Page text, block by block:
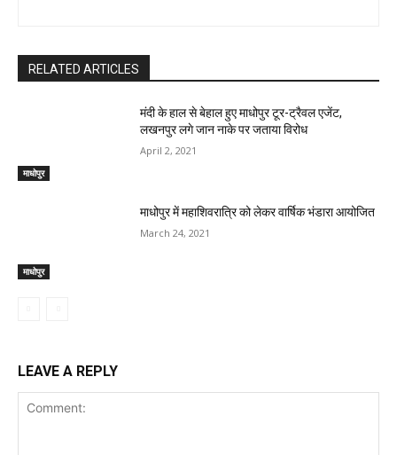
RELATED ARTICLES
माधोपुर
मंदी के हाल से बेहाल हुए माधोपुर टूर-ट्रैवल एजेंट,
लखनपुर लगे जान नाके पर जताया विरोध
April 2, 2021
माधोपुर
माधोपुर में महाशिवरात्रि को लेकर वार्षिक भंडारा आयोजित
March 24, 2021
LEAVE A REPLY